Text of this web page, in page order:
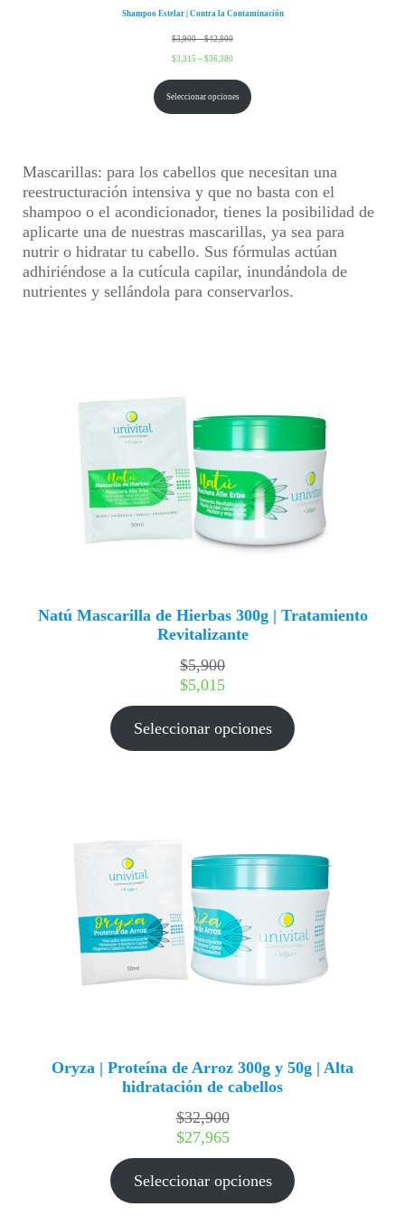
Shampoo Estelar | Contra la Contaminación
$3,900 – $42,800Rango
precios:
desde
$3,315 – $36,380
de
precios:
$36,380
Seleccionar opciones
Mascarillas: para los cabellos que necesitan una
reestructuración intensiva y que no basta con el
shampoo o el acondicionador, tienes la posibilidad de
aplicarte una de nuestras mascarillas, ya sea para
nutrir o hidratar tu cabello. Sus fórmulas actúan
adhiriéndose a la cutícula capilar, inundándola de
nutrientes y sellándola para conservarlos.
Natú Mascarilla de Hierbas 300g | Tratamiento
Revitalizante
$5,900
$5,015
Seleccionar opciones
Oryza | Proteína de Arroz 300g y 50g | Alta
hidratación de cabellos
$32,900
$27,965
Seleccionar opciones